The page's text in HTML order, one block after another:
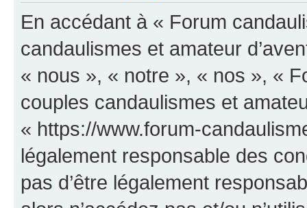
En accédant à « Forum
candaulismes et amateur
« nous », « notre », « nos », «
couples candaulismes et
« https://www.forum-
légalement responsable des
pas d’être légalement